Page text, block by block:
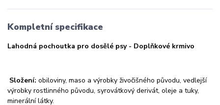
Kompletní specifikace
Lahodná pochoutka pro dosělé psy - Doplňkové krmivo
Složení: obiloviny, maso a výrobky živočišného původu, vedlejší
výrobky rostlinného původu, syrovátkový derivát, oleje a tuky,
minerální látky.